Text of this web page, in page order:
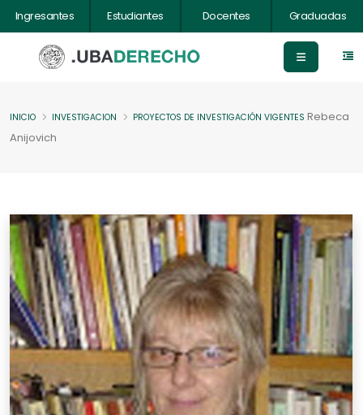
Ingresantes Estudiantes Docentes Graduadas
INICIO INVESTIGACION PROYECTOS DE INVESTIGACIÓN VIGENTES Rebeca
Anijovich